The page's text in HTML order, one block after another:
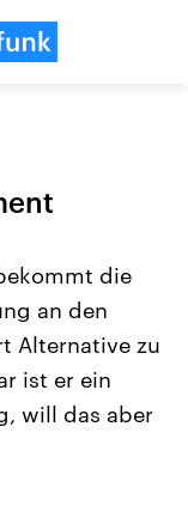
die
an den
Alternative zu
ist er ein
will das aber